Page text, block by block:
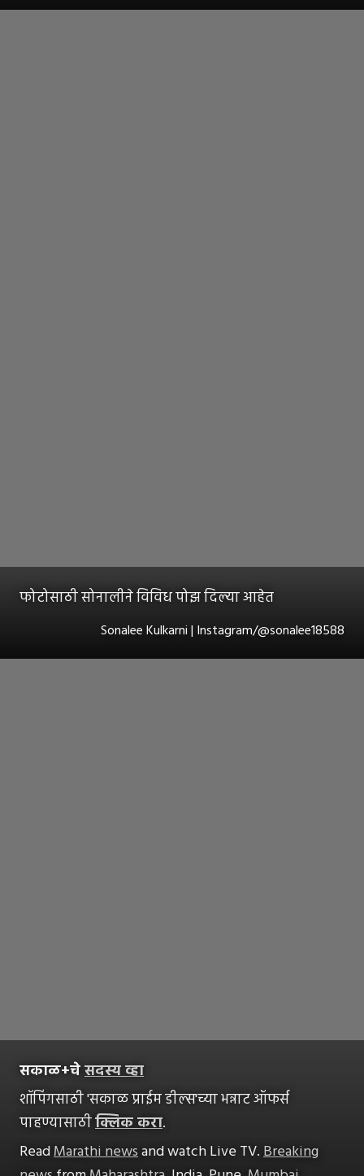
फोटोसाठी सोनालीने विविध पोझ दिल्या आहेत
Sonalee Kulkarni | Instagram/@sonalee18588
सकाळ+चेसदस्य व्हा
शॉपिंगसाठी 'सकाळ प्राईम डील्स'च्या भन्नाट ऑफर्स
पाहण्यासाठीक्लिक करा.
ReadMarathi newsand watch Live TV.Breaking